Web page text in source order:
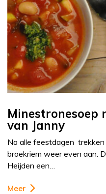
Minestronesoep
van Janny
Na alle feestdagen
broekriem weer even aan.
Heijden een…
Meer